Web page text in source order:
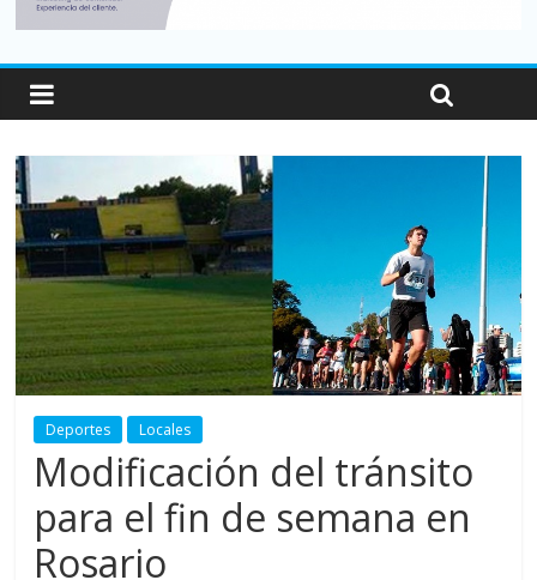
Deportes Locales
Modificación del tránsito
para el fin de semana en
Rosario